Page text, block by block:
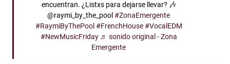
encuentran. ¿Listxs para dejarse llevar? 🎶
@raymi_by_the_pool #ZonaEmergente
#RaymiByThePool #FrenchHouse #VocalEDM
#NewMusicFriday ♬ sonido original - Zona
Emergente